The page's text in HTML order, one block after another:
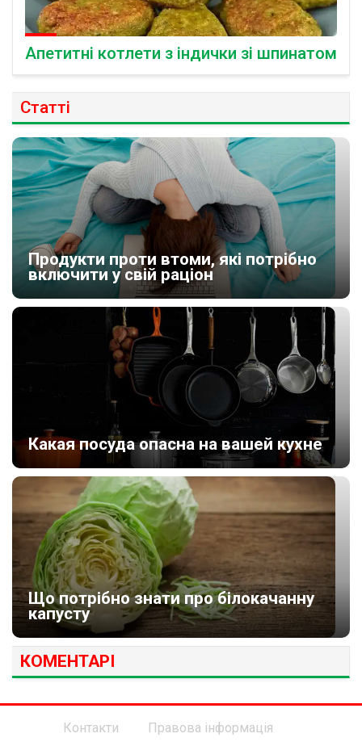
Апетитні котлети з індички зі шпинатом
Статті
Продукти проти втоми, які потрібно
включити у свій раціон
Какая посуда опасна на вашей кухне
Що потрібно знати про білокачанну
капусту
КОМЕНТАРІ
Контакти Правова інформація